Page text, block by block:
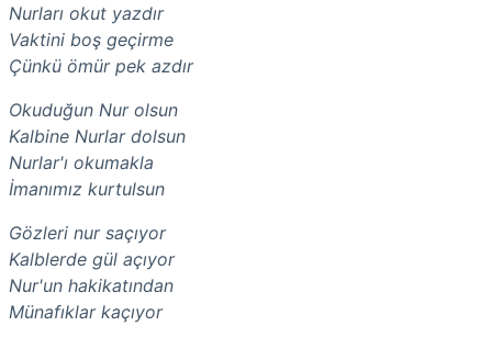
Nurları okut yazdır
Vaktini boş geçirme
Çünkü ömür pek azdır
Okuduğun Nur olsun
Kalbine Nurlar dolsun
Nurlar'ı okumakla
İmanımız kurtulsun
Gözleri nur saçıyor
Kalblerde gül açıyor
Nur'un hakikatından
Münafıklar kaçıyor